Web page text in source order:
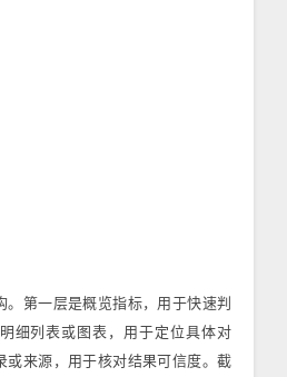
第一层是概览指标，用于快速判
细列表或图表，用于定位具体对
或来源，用于核对结果可信度。截